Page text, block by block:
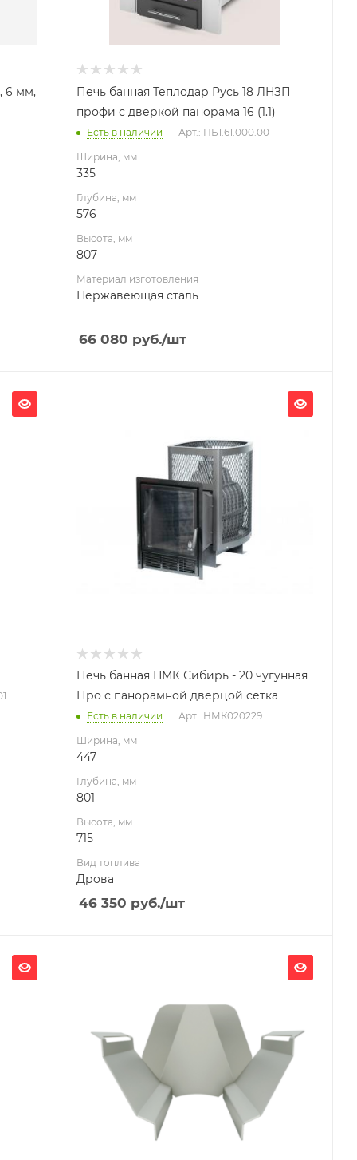
6 мм,
Диаметр дымохода, мм
500
Масса камней, кг
90
Гарантия, мес.
60
Печь банная Теплодар Русь 18 ЛНЗП
профи с дверкой панорама 16 (1.1)
Есть в наличии Арт.: ПБ1.61.000.00
Ширина, мм
335
Глубина, мм
576
Высота, мм
807
Материал изготовления
Нержавеющая сталь
66 080 руб./шт
Масса камней, кг
Печь банная НМК Сибирь - 20 чугунная
Про с панорамной дверцой сетка
Есть в наличии Арт.: НМК020229
Ширина, мм
447
Глубина, мм
801
Высота, мм
715
Вид топлива
Дрова
46 350 руб./шт